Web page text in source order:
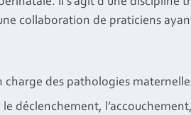
collaboration de praticiens
charge des pathologies
le déclenchement,